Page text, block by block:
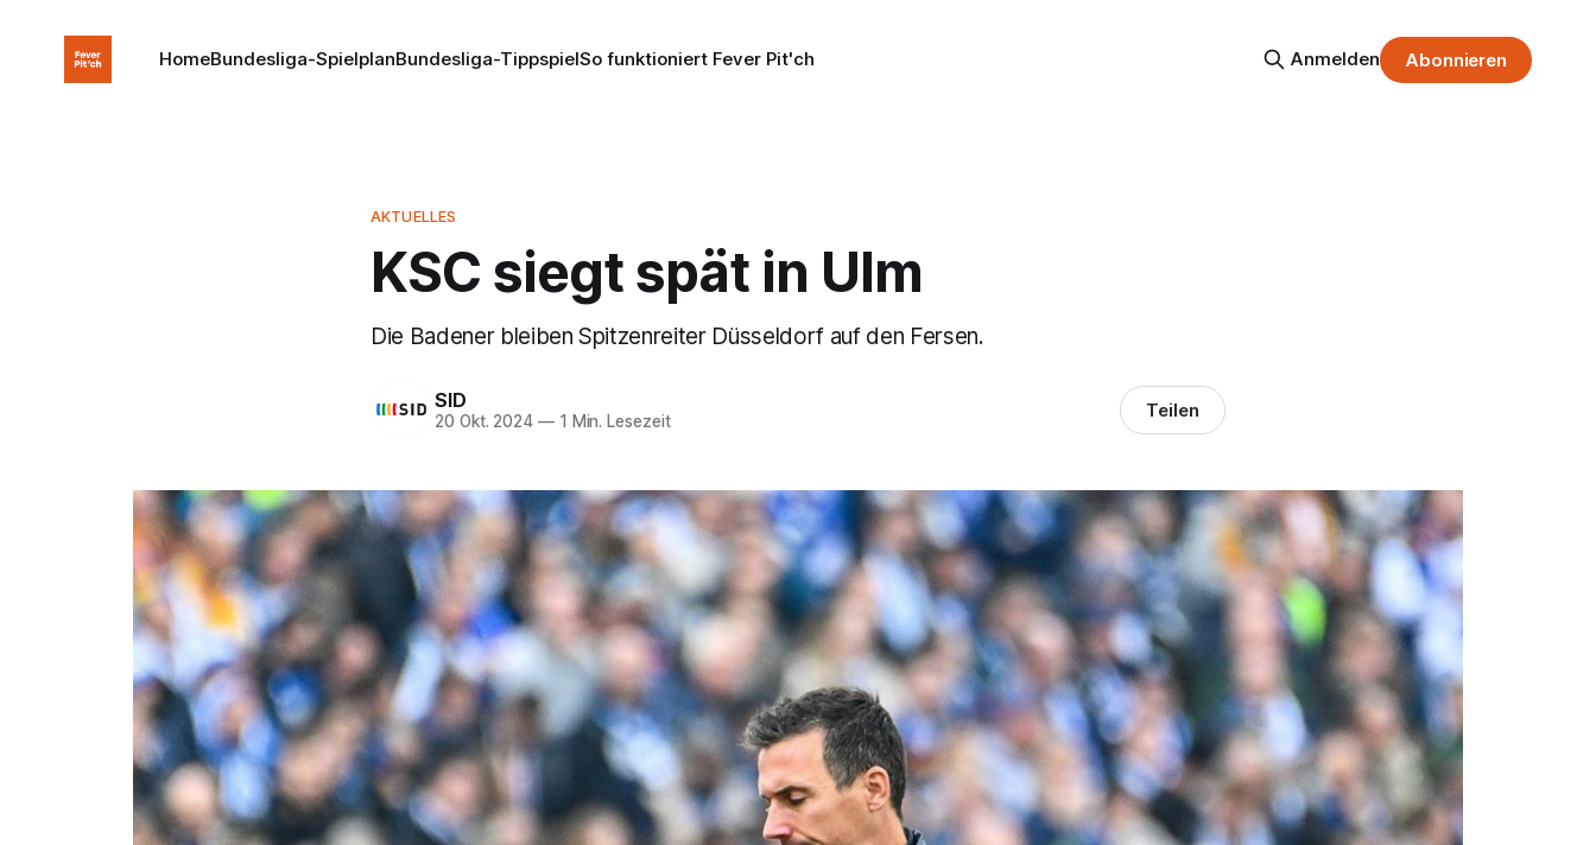
HomeBundesliga-SpielplanBundesliga-TippspielSo funktioniert Fever Pit'ch Anmelden Abonnieren
AKTUELLES
KSC siegt spät in Ulm
Die Badener bleiben Spitzenreiter Düsseldorf auf den Fersen.
SID
20 Okt. 2024 —1 Min. Lesezeit Teilen